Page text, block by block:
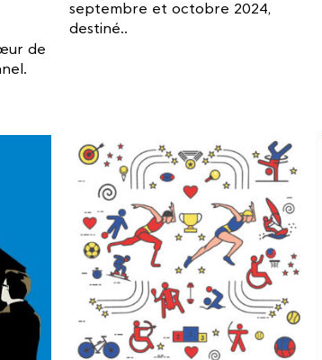
de
septembre et octobre 2024,
destiné..